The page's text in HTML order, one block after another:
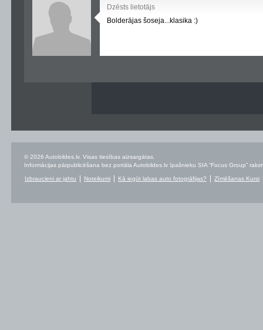
Dzēsts lietotājs
Bolderājas šoseja...klasika :)
© 2026 Autobildes.lv. Visas tiesības aizsargātas.
Informācijas pārpublicēšana bez portāla Autobildes.lv īpašnieku SIA “Focus Group”
Izbraucieni ar jahtu Noteikumi Kā iegūt labas auto fotogrāfijas? Zīmēšanas Kursi